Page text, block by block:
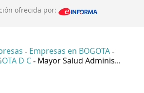
ofrecida por:
- Empresas en BOGOTA -
D C - Mayor Salud Adminis...